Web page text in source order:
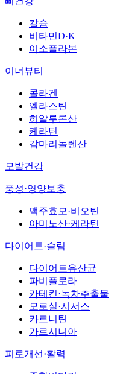
칼슘
비타민D·K
이소플라본
이너뷰티
콜라겐
엘라스틴
히알루론산
케라틴
감마리놀렌산
모발건강
풍성·영양보충
맥주효모·비오틴
아미노산·케라틴
다이어트·슬림
다이어트유산균
파비플로라
카테킨·녹차추출물
모로실·시서스
카르니틴
가르시니아
피로개선·활력